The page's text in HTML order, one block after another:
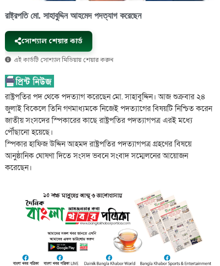
রাষ্ট্রপতি মো. সাহাবুদ্দিন আহমেদ পদত্যাগ করেছেন
সোশ্যাল শেয়ার কার্ড
এই কার্ডটি সোশ্যাল মিডিয়ায় শেয়ার করুন
রাষ্ট্রপতির পদ থেকে পদত্যাগ করেছেন মো. সাহাবুদ্দিন। আজ শুক্রবার ২৪
জুলাই বিকেলে তিনি গণমাধ্যমকে নিজেই পদত্যাগের বিষয়টি নিশ্চিত করেন
জাতীয় সংসদের স্পিকারের কাছে রাষ্ট্রপতির পদত্যাগপত্র এরই মধ্যে
পৌঁছানো হয়েছে।
স্পিকার হাফিজ উদ্দিন আহমদ রাষ্ট্রপতির পদত্যাগপত্র গ্রহণের বিষয়ে
আনুষ্ঠানিক ঘোষণা দিতে সংসদ ভবনে সংবাদ সম্মেলনের আয়োজন
করেছেন।